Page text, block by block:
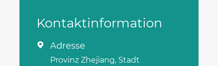
Kontaktinformation
 Adresse
Provinz Zhejiang, Stadt